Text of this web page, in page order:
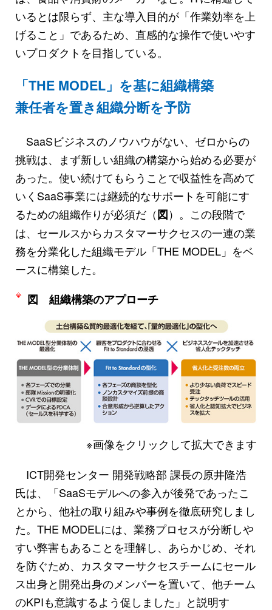
いるとは限らず、主な導入目的が「作業効率を上
げること」であるため、直感的な操作で使いやす
いプロダクトを目指している。
「THE MODEL」を基に組織構築
兼任者を置き組織分断を予防
SaaSビジネスのノウハウがない、ゼロからの
挑戦は、まず新しい組織の構築から始める必要が
あった。使い続けてもらうことで収益性を高めて
いくSaaS事業には継続的なサポートを可能にす
るための組織作りが必須だ（図）。この段階で
は、セールスからカスタマーサクセスの一連の業
務を分業化した組織モデル「THE MODEL」をベ
ースに構築した。
図 組織構築のアプローチ
※画像をクリックして拡大できます
ICT開発センター 開発戦略部 課長の原井隆浩
氏は、「SaaSモデルへの参入が後発であったこ
とから、他社の取り組みや事例を徹底研究しまし
た。THE MODELには、業務プロセスが分断しや
すい弊害もあることを理解し、あらかじめ、それ
を防ぐため、カスタマーサクセスチームにセール
ス出身と開発出身のメンバーを置いて、他チーム
のKPIも意識するよう促しました」と説明す